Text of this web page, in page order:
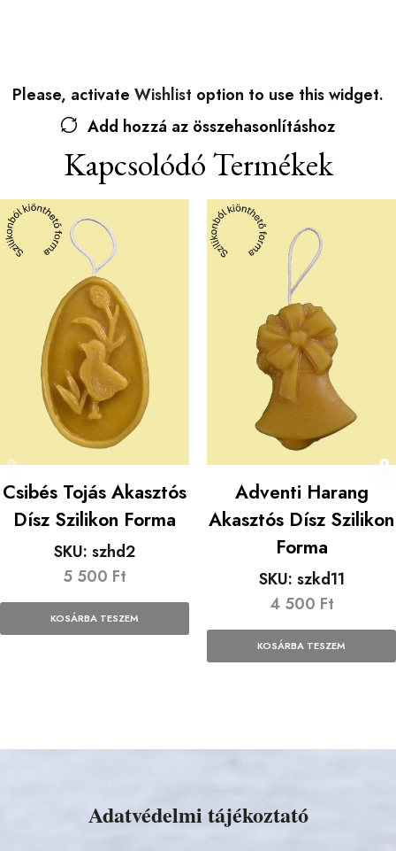
Please, activate Wishlist option to use this widget.
Add hozzá az összehasonlításhoz
Kapcsolódó Termékek
Csibés Tojás Akasztós
Dísz Szilikon Forma
SKU: szhd2
5 500 Ft
KOSÁRBA TESZEM
Adventi Harang
Akasztós Dísz Szilikon
Forma
SKU: szkd11
4 500 Ft
KOSÁRBA TESZEM
Adatvédelmi tájékoztató